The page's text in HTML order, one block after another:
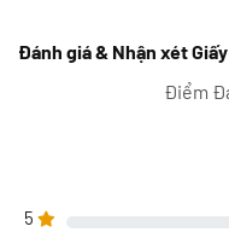
Đánh giá & Nhận xét
Điểm
5